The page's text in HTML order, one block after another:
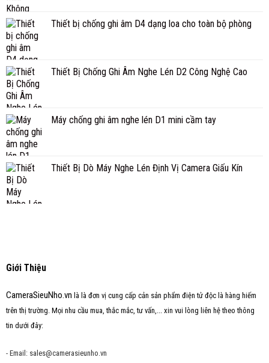
Thiết bị chống ghi âm D4 dạng loa cho toàn bộ phòng
Thiết Bị Chống Ghi Âm Nghe Lén D2 Công Nghệ Cao
Máy chống ghi âm nghe lén D1 mini cầm tay
Thiết Bị Dò Máy Nghe Lén Định Vị Camera Giấu Kín
Giới Thiệu
CameraSieuNho.vn là là đơn vị cung cấp cản sản phẩm điện tử độc là hàng hiếm
trên thị trường. Mọi nhu cầu mua, thắc mắc, tư vấn,... xin vui lòng liên hệ theo thông
tin dưới đây:
- Email: sales@camerasieunho.vn